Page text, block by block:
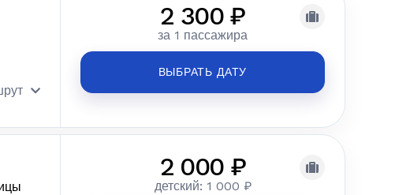
2 300 ₽
за 1 пассажира
ВЫБРАТЬ ДАТУ
2 000 ₽
детский: 1 000 ₽